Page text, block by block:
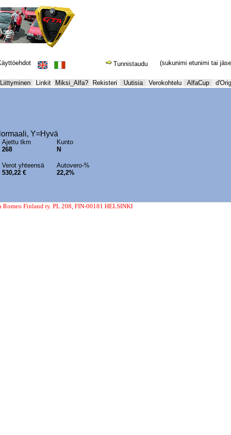
Tunnistaudu (sukunimi etunimi tai
Liittyminen Linkit Miksi_Alfa? Rekisteri Uutisia Verokohtelu AlfaCup
Y=Hyvä
Ajettu tkm
Kunto
268 N
Verot yhteensä
Autovero-%
530,22 € 22,2%
Romeo Finland ry. PL 208, FIN-00181 HELSINKI